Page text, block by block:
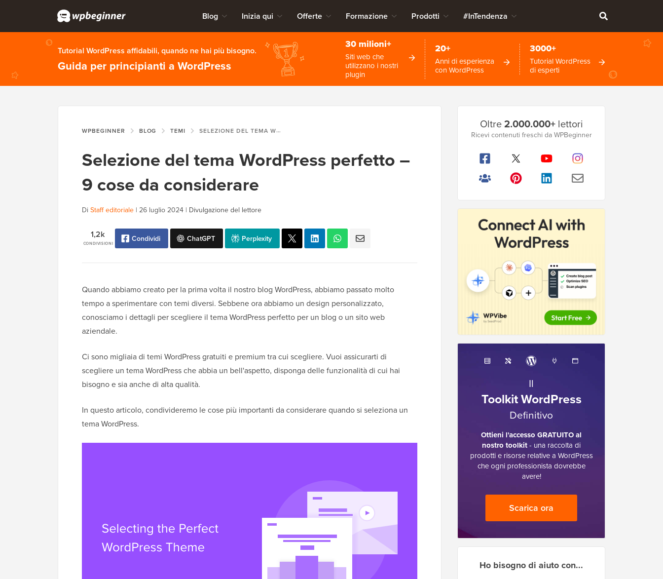
Blog Inizia qui Offerte Formazione Prodotti #InTendenza
Tutorial WordPress affidabili, quando ne hai più bisogno.
Guida per principianti a WordPress
30 milioni+
Siti web che
utilizzano i nostri
plugin
20+
Anni di esperienza
con WordPress
3000+
Tutorial WordPress
di esperti
WPBEGINNER BLOG TEMI SELEZIONE DEL TEMA WORDPRESS PERFETTO – 9 COSE DA CONSIDERARE
Selezione del tema WordPress perfetto –
9 cose da considerare
DiStaff editoriale | 26 luglio 2024 | Divulgazione del lettore
CONDIVISIONI
1,2k Condividi ChatGPT Perplexity
Quando abbiamo creato per la prima volta il nostro blog WordPress, abbiamo passato molto
tempo a sperimentare con temi diversi. Sebbene ora abbiamo un design personalizzato,
conosciamo i dettagli per scegliere il tema WordPress perfetto per un blog o un sito web
aziendale.
Ci sono migliaia di temi WordPress gratuiti e premium tra cui scegliere. Vuoi assicurarti di
scegliere un tema WordPress che abbia un bell'aspetto, disponga delle funzionalità di cui hai
bisogno e sia anche di alta qualità.
In questo articolo, condivideremo le cose più importanti da considerare quando si seleziona un
tema WordPress.
laterale
principale
Oltre2.000.000+lettori
Ricevi contenuti freschi da WPBeginner
Il
Toolkit WordPress
Definitivo
Ottieni l'accesso GRATUITO al
nostro toolkit- una raccolta di
prodotti e risorse relative a WordPress
che ogni professionista dovrebbe
avere!
Scarica ora
Ho bisogno di aiuto con...